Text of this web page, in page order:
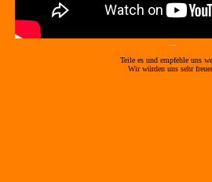
Teile es und empfehle uns
Wir würden uns sehr